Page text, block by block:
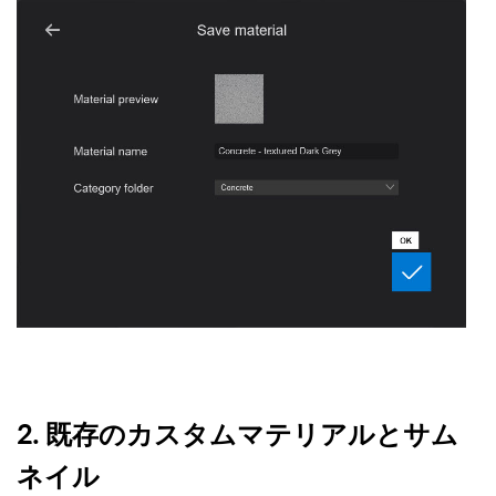
2. 既存のカスタムマテリアルとサム
ネイル